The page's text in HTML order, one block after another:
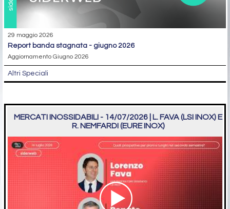
29 maggio 2026
report banda stagnata - giugno 2026
Aggiornamento Giugno 2026
Altri Speciali
MERCATI INOSSIDABILI - 14/07/2026 | L. FAVA (LSI INOX) E
R. NEMFARDI (EURE INOX)